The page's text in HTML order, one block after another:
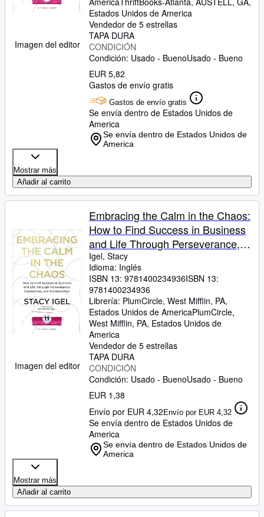
Imagen del editor
Estados Unidos de America
Vendedor de 5 estrellas
TAPA DURA
CONDICIÓN
Condición: Usado - BuenoUsado - Bueno
EUR 5,82
Gastos de envío gratis
Gastos de envío gratis
Se envía dentro de Estados Unidos de
America
Se envía dentro de Estados Unidos de
America
Mostrar más
Añadir al carrito
Imagen del editor
Embracing the Calm in the Chaos:
How to Find Success in Business
and Life Through Perseverance,
Connection, and Collaboration
Igel, Stacy
Idioma: Inglés
ISBN 13: 9781400234936ISBN 13:
9781400234936
Librería: PlumCircle, West Mifflin, PA,
Estados Unidos de AmericaPlumCircle,
West Mifflin, PA, Estados Unidos de
America
Vendedor de 5 estrellas
TAPA DURA
CONDICIÓN
Condición: Usado - BuenoUsado - Bueno
EUR 1,38
Envío por EUR 4,32Envío por EUR 4,32
Se envía dentro de Estados Unidos de
America
Se envía dentro de Estados Unidos de
America
Mostrar más
Añadir al carrito